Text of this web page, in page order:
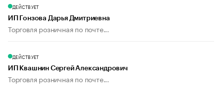
ДЕЙСТВУЕТ
ИП Гонзова Дарья Дмитриевна
Торговля розничная по почте...
ДЕЙСТВУЕТ
ИП Квашнин Сергей Александрович
Торговля розничная по почте...